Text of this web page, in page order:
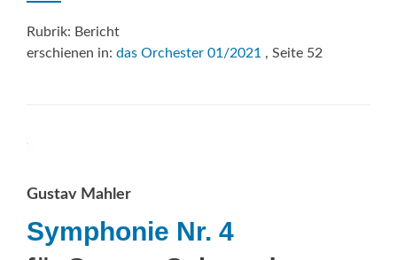
Rubrik: Bericht
erschienen in: das Orchester 01/2021 , Seite 52
Gustav Mahler
Symphonie Nr. 4